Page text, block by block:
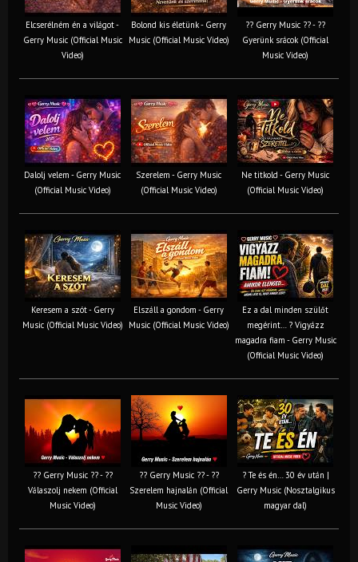
Elcserélném én a világot -
Gerry Music (Official Music
Video)
Bolond kis életünk - Gerry
Music (Official Music Video)
?? Gerry Music ?? - ??
Gyerünk srácok (Official
Music Video)
Dalolj velem - Gerry Music
(Official Music Video)
Szerelem - Gerry Music
(Official Music Video)
Ne titkold - Gerry Music
(Official Music Video)
Keresem a szót - Gerry
Music (Official Music Video)
Elszáll a gondom - Gerry
Music (Official Music Video)
Ez a dal minden szülőt
megérint… ? Vigyázz
magadra fiam - Gerry Music
(Official Music Video)
?? Gerry Music ?? - ??
Válaszolj nekem (Official
Music Video)
?? Gerry Music ?? - ??
Szerelem hajnalán (Official
Music Video)
? Te és én… 30 év után |
Gerry Music (Nosztalgikus
magyar dal)